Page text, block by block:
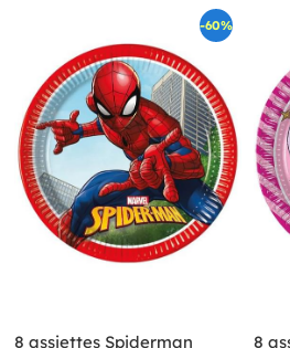
-60%
8 assiettes Spiderman
8